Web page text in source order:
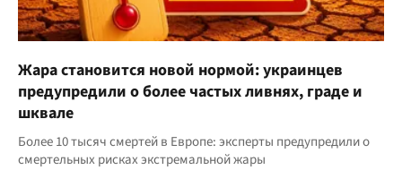
Жара становится новой нормой: украинцев
предупредили о более частых ливнях, граде и
шквале
Более 10 тысяч смертей в Европе: эксперты предупредили о
смертельных рисках экстремальной жары